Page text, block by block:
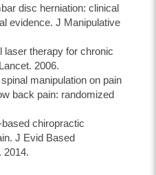
disc herniation: clinical
evidence. J Manipulative
laser therapy for chronic
2006.
manipulation on pain
back pain: randomized
chiropractic
J Evid Based
2014.